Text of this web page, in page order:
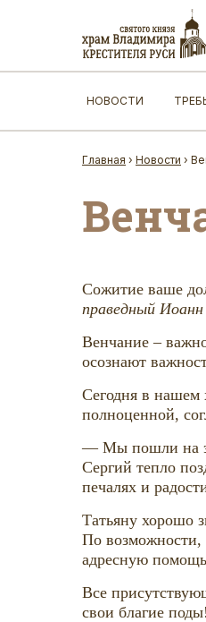
НОВОСТИ
Главная › Новости ›
Сожитие ваше
праведный
Венчание –
осознают
Сегодня в нашем
полноценной,
— Мы пошли на
Сергий тепло
печалях и
Татьяну хорошо
По возможности,
адресную
Все
свои благие поды!